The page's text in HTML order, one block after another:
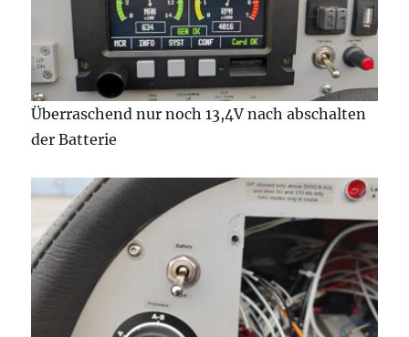
Überraschend nur noch 13,4V nach abschalten
der Batterie